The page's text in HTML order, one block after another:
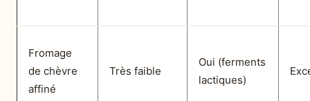
Fromage
de chèvre
affiné
Très faible
Oui (ferments
lactiques)